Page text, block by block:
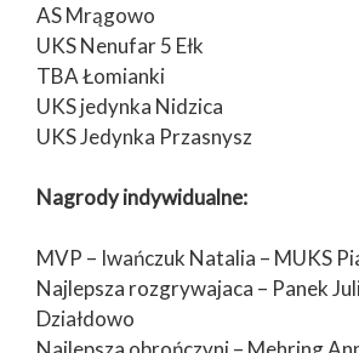
AS Mrągowo
UKS Nenufar 5 Ełk
TBA Łomianki
UKS jedynka Nidzica
UKS Jedynka Przasnysz
Nagrody indywidualne:
MVP – Iwańczuk Natalia – MUKS
Najlepsza rozgrywajaca – Panek
Działdowo